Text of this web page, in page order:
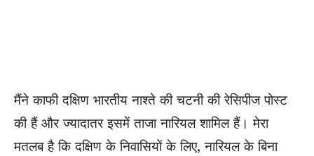
मैंने काफी दक्षिण भारतीय नाश्ते की चटनी की रेसिपीज पोस्ट
की हैं और ज्यादातर इसमें ताजा नारियल शामिल हैं। मेरा
मतलब है कि दक्षिण के निवासियों के लिए, नारियल के बिना